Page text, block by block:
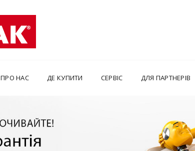
ПРО НАС ДЕ КУПИТИ СЕРВІС ДЛЯ ПАРТНЕРІВ